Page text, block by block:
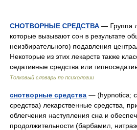
СНОТВОРНЫЕ СРЕДСТВА — Группа
которые вызывают сон в результате
неизбирательного) подавления
Некоторые из этих лекарств также
седативные средства или
Толковый словарь по психологии
снотворные средства — (hypnotica;
средства) лекарственные средства,
облегчения наступления сна и
продолжительности (барбамил,